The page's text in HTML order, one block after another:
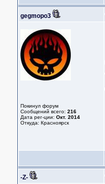
gegmopo3
Покинул форум
Сообщений всего: 216
Дата рег-ции: Окт. 2014
Откуда: Красноярск
-Z-